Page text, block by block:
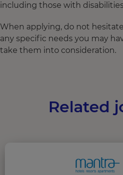
including those with
When applying, do not
any specific needs you may
take them into consideration.
Related